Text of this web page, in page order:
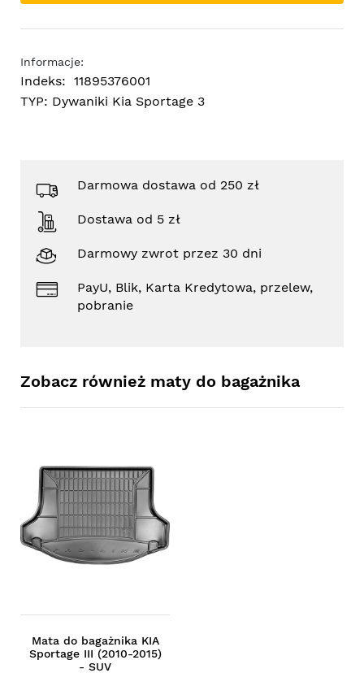
Informacje:
Indeks: 11895376001
TYP: Dywaniki Kia Sportage 3
Darmowa dostawa od 250 zł
Dostawa od 5 zł
Darmowy zwrot przez 30 dni
PayU, Blik, Karta Kredytowa, przelew,
pobranie
Zobacz również maty do bagażnika
Mata do bagażnika KIA
Sportage III (2010-2015)
- SUV